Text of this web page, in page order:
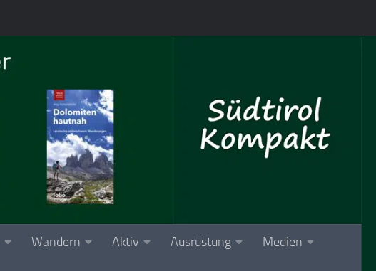
Wandern Aktiv Ausrüstung Medien